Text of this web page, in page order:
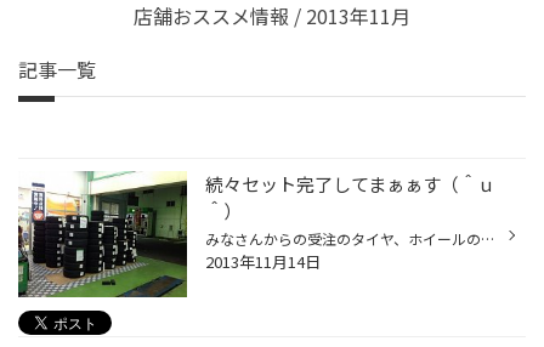
店舗おススメ情報 / 2013年11月
記事一覧
続々セット完了してまぁぁす（＾ｕ
＾）
みなさんからの受注のタイヤ、ホイールのセットが続々できあがってきてます(^^♪ もうすぐ脱着、タイヤ交換で混み合う時間が出てきますので タイヤ交換をお考えの方ゎお早めにおこしください(>_
2013年11月14日